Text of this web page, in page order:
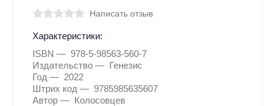
Написать отзыв
Характеристики:
ISBN
978-5-98563-560-7
Издательство
Генезис
Год
2022
Штрих код
9785985635607
Автор
Колосовцев